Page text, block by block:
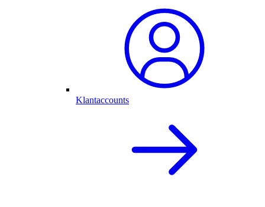
Klantaccounts